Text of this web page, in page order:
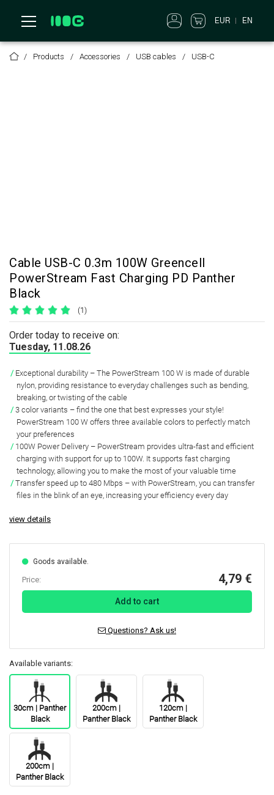
EUR EN
Products Accessories USB cables USB-C
Cable USB-C 0.3m 100W Greencell
PowerStream Fast Charging PD Panther
Black
(1)
Order today to receive on:
Tuesday, 11.08.26
Exceptional durability – The PowerStream 100 W is made of durable
nylon, providing resistance to everyday challenges such as bending,
breaking, or twisting of the cable
3 color variants – find the one that best expresses your style!
PowerStream 100 W offers three available colors to perfectly match
your preferences
100W Power Delivery – PowerStream provides ultra-fast and efficient
charging with support for up to 100W. It supports fast charging
technology, allowing you to make the most of your valuable time
Transfer speed up to 480 Mbps – with PowerStream, you can transfer
files in the blink of an eye, increasing your efficiency every day
view details
Goods available.
Price: 4,79 €
Add to cart
Questions? Ask us!
Available variants:
30cm | Panther
Black
200cm |
Panther Black
120cm |
Panther Black
200cm |
Panther Black